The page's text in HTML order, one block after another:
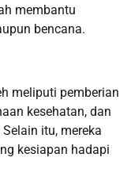
membantu
bencana.
meliputi pemberian
kesehatan, dan
itu, mereka
kesiapan hadapi